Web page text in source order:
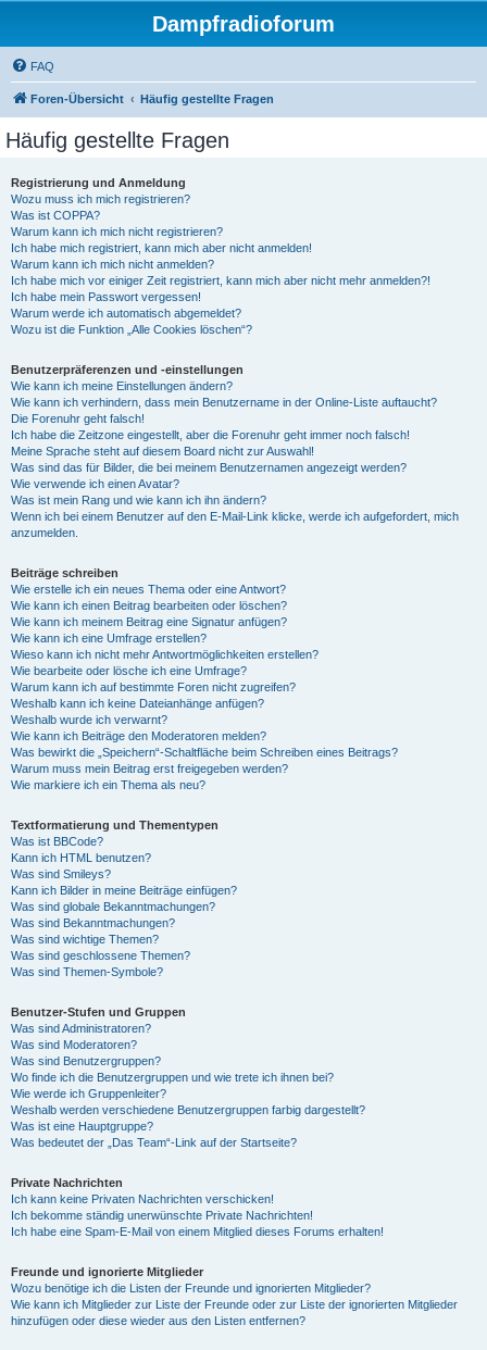
Dampfradioforum
FAQ
Foren-Übersicht Häufig gestellte Fragen
Häufig gestellte Fragen
Registrierung und Anmeldung
Wozu muss ich mich registrieren?
Was ist COPPA?
Warum kann ich mich nicht registrieren?
Ich habe mich registriert, kann mich aber nicht anmelden!
Warum kann ich mich nicht anmelden?
Ich habe mich vor einiger Zeit registriert, kann mich aber nicht mehr anmelden?!
Ich habe mein Passwort vergessen!
Warum werde ich automatisch abgemeldet?
Wozu ist die Funktion „Alle Cookies löschen“?
Benutzerpräferenzen und -einstellungen
Wie kann ich meine Einstellungen ändern?
Wie kann ich verhindern, dass mein Benutzername in der Online-Liste auftaucht?
Die Forenuhr geht falsch!
Ich habe die Zeitzone eingestellt, aber die Forenuhr geht immer noch falsch!
Meine Sprache steht auf diesem Board nicht zur Auswahl!
Was sind das für Bilder, die bei meinem Benutzernamen angezeigt werden?
Wie verwende ich einen Avatar?
Was ist mein Rang und wie kann ich ihn ändern?
Wenn ich bei einem Benutzer auf den E-Mail-Link klicke, werde ich aufgefordert, mich
anzumelden.
Beiträge schreiben
Wie erstelle ich ein neues Thema oder eine Antwort?
Wie kann ich einen Beitrag bearbeiten oder löschen?
Wie kann ich meinem Beitrag eine Signatur anfügen?
Wie kann ich eine Umfrage erstellen?
Wieso kann ich nicht mehr Antwortmöglichkeiten erstellen?
Wie bearbeite oder lösche ich eine Umfrage?
Warum kann ich auf bestimmte Foren nicht zugreifen?
Weshalb kann ich keine Dateianhänge anfügen?
Weshalb wurde ich verwarnt?
Wie kann ich Beiträge den Moderatoren melden?
Was bewirkt die „Speichern“-Schaltfläche beim Schreiben eines Beitrags?
Warum muss mein Beitrag erst freigegeben werden?
Wie markiere ich ein Thema als neu?
Textformatierung und Thementypen
Was ist BBCode?
Kann ich HTML benutzen?
Was sind Smileys?
Kann ich Bilder in meine Beiträge einfügen?
Was sind globale Bekanntmachungen?
Was sind Bekanntmachungen?
Was sind wichtige Themen?
Was sind geschlossene Themen?
Was sind Themen-Symbole?
Benutzer-Stufen und Gruppen
Was sind Administratoren?
Was sind Moderatoren?
Was sind Benutzergruppen?
Wo finde ich die Benutzergruppen und wie trete ich ihnen bei?
Wie werde ich Gruppenleiter?
Weshalb werden verschiedene Benutzergruppen farbig dargestellt?
Was ist eine Hauptgruppe?
Was bedeutet der „Das Team“-Link auf der Startseite?
Private Nachrichten
Ich kann keine Privaten Nachrichten verschicken!
Ich bekomme ständig unerwünschte Private Nachrichten!
Ich habe eine Spam-E-Mail von einem Mitglied dieses Forums erhalten!
Freunde und ignorierte Mitglieder
Wozu benötige ich die Listen der Freunde und ignorierten Mitglieder?
Wie kann ich Mitglieder zur Liste der Freunde oder zur Liste der ignorierten Mitglieder
hinzufügen oder diese wieder aus den Listen entfernen?